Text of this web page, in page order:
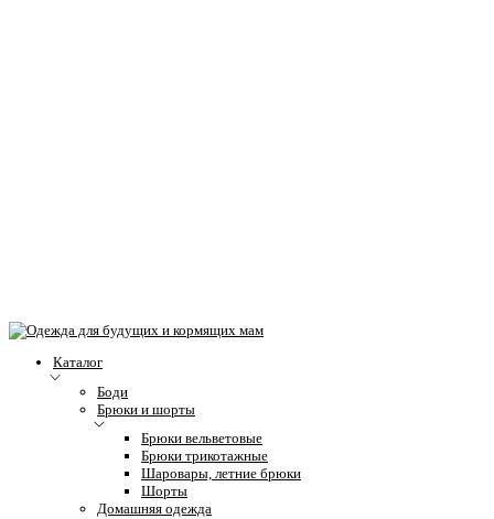
Каталог
Боди
Брюки и шорты
Брюки вельветовые
Брюки трикотажные
Шаровары, летние брюки
Шорты
Домашняя одежда